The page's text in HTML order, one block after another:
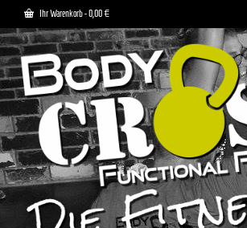
Ihr Warenkorb-0,00 €